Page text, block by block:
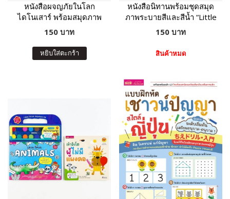
หนังสือผจญภัยในโลก
ไดโนเสาร์ พร้อมสมุดภาพ
และดินเบาปั้นแปะ
Dinosaurs : ภาพไดโนเสาร์
8 ฉาก 11 ตัว ดินเบา 8 สี
150 บาท
หยิบใส่ตะกร้า
หนังสือนิทานพร้อมชุดสมุด
ภาพระบายสีและสีน้ำ “Little
Artist : Animals” ปกเหลือง
150 บาท
สินค้าหมด